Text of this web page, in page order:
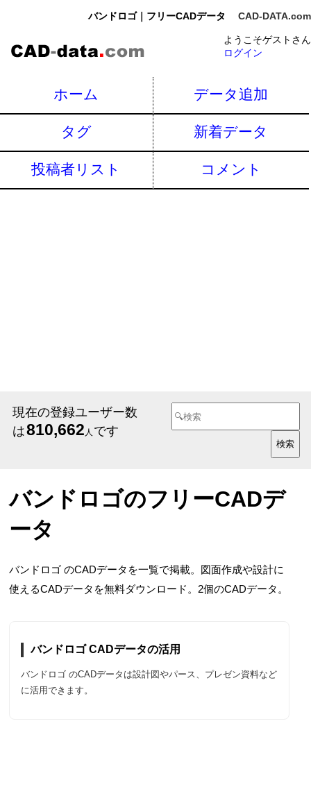
バンドロゴ｜フリーCADデータ CAD-DATA.com
ようこそゲストさん
ログイン
ホーム データ追加
タグ 新着データ
投稿者リスト コメント
現在の登録ユーザー数
は810,662 人 です
バンドロゴのフリーCADデ
ータ
バンドロゴ のCADデータを一覧で掲載。図面作成や設計に
使えるCADデータを無料ダウンロード。2個のCADデータ。
バンドロゴ CADデータの活用
バンドロゴ のCADデータは設計図やパース、プレゼン資料など
に活用できます。